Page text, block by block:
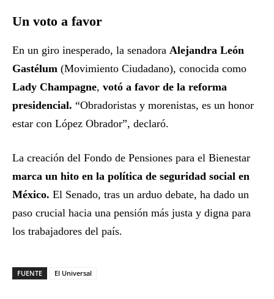
Un voto a favor
En un giro inesperado, la senadora Alejandra León
Gastélum (Movimiento Ciudadano), conocida como
Lady Champagne, votó a favor de la reforma
presidencial. “Obradoristas y morenistas, es un honor
estar con López Obrador”, declaró.
La creación del Fondo de Pensiones para el Bienestar
marca un hito en la política de seguridad social en
México. El Senado, tras un arduo debate, ha dado un
paso crucial hacia una pensión más justa y digna para
los trabajadores del país.
FUENTE El Universal